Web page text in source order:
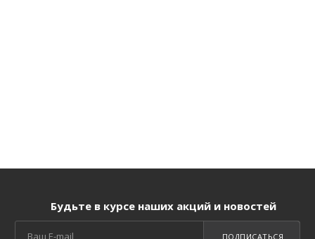
Будьте в курсе наших акций и новостей
ПОДПИСАТЬСЯ